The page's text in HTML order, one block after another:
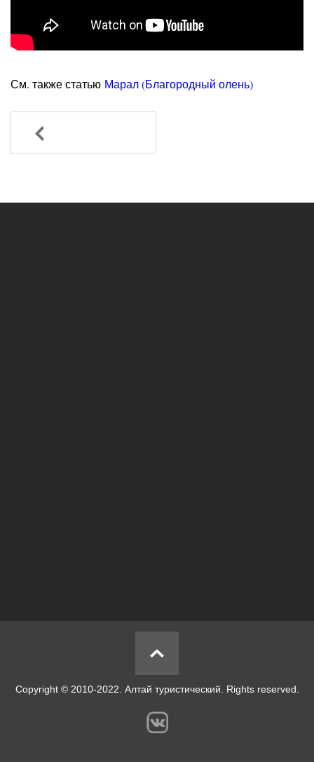
См. также статью Марал (Благородный олень)
Назад
Copyright © 2010-2022. Алтай туристический. Rights reserved.